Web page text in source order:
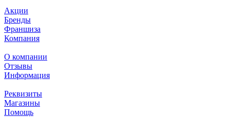
Акции
Бренды
Франшиза
Компания
О компании
Отзывы
Информация
Реквизиты
Магазины
Помощь